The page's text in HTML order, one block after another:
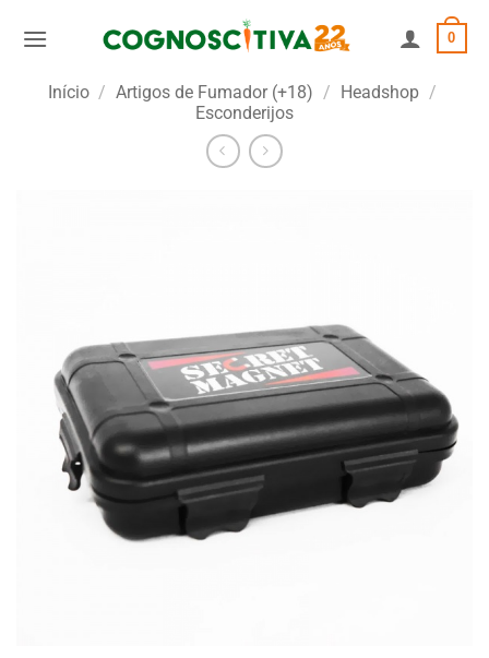
0
Início / Artigos de Fumador (+18) / Headshop /
Esconderijos